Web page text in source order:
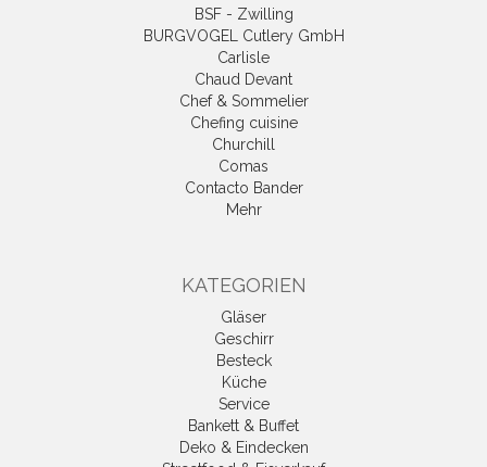
BSF - Zwilling
BURGVOGEL Cutlery GmbH
Carlisle
Chaud Devant
Chef & Sommelier
Chefing cuisine
Churchill
Comas
Contacto Bander
Mehr
KATEGORIEN
Gläser
Geschirr
Besteck
Küche
Service
Bankett & Buffet
Deko & Eindecken